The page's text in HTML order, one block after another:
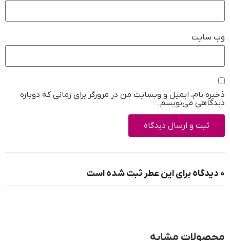
وب‌ سایت
ذخیره نام، ایمیل و وبسایت من در مرورگر برای زمانی که دوباره
دیدگاهی می‌نویسم.
0 دیدگاه برای این عطر ثبت شده است
محصولات مشابه